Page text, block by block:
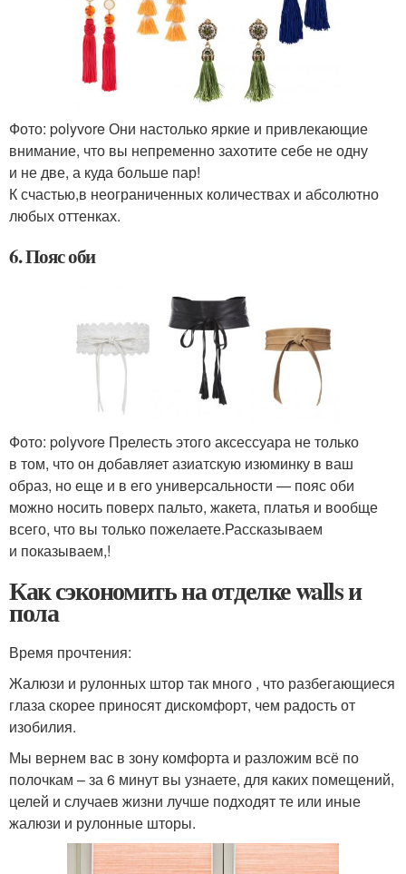
Фото: polyvore Они настолько яркие и привлекающие
внимание, что вы непременно захотите себе не одну
и не две, а куда больше пар!
К счастью,в неограниченных количествах и абсолютно
любых оттенках.
6. Пояс оби
Фото: polyvore Прелесть этого аксессуара не только
в том, что он добавляет азиатскую изюминку в ваш
образ, но еще и в его универсальности — пояс оби
можно носить поверх пальто, жакета, платья и вообще
всего, что вы только пожелаете.Рассказываем
и показываем,!
Как сэкономить на отделке walls и
пола
Время прочтения:
Жалюзи и рулонных штор так много , что разбегающиеся
глаза скорее приносят дискомфорт, чем радость от
изобилия.
Мы вернем вас в зону комфорта и разложим всё по
полочкам – за 6 минут вы узнаете, для каких помещений,
целей и случаев жизни лучше подходят те или иные
жалюзи и рулонные шторы.